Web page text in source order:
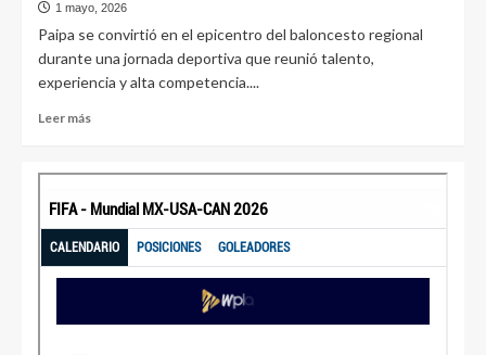
1 mayo, 2026
Paipa se convirtió en el epicentro del baloncesto regional
durante una jornada deportiva que reunió talento,
experiencia y alta competencia....
Leer más